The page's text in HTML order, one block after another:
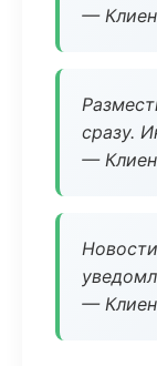
—
сразу.
—
—